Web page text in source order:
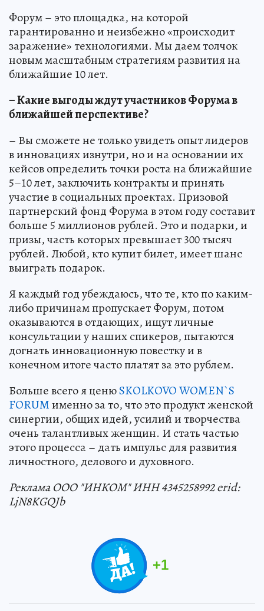
Форум – это площадка, на которой
гарантированно и неизбежно «происходит
заражение» технологиями. Мы даем толчок
новым масштабным стратегиям развития на
ближайшие 10 лет.
– Какие выгоды ждут участников Форума в
ближайшей перспективе?
– Вы сможете не только увидеть опыт лидеров
в инновациях изнутри, но и на основании их
кейсов определить точки роста на ближайшие
5–10 лет, заключить контракты и принять
участие в социальных проектах. Призовой
партнерский фонд Форума в этом году составит
больше 5 миллионов рублей. Это и подарки, и
призы, часть которых превышает 300 тысяч
рублей. Любой, кто купит билет, имеет шанс
выиграть подарок.
Я каждый год убеждаюсь, что те, кто по каким-
либо причинам пропускает Форум, потом
оказываются в отдающих, ищут личные
консультации у наших спикеров, пытаются
догнать инновационную повестку и в
конечном итоге часто платят за это рублем.
Больше всего я ценюSKOLKOVO WOMEN`S
FORUMименно за то, что это продукт женской
синергии, общих идей, усилий и творчества
очень талантливых женщин. И стать частью
этого процесса – дать импульс для развития
личностного, делового и духовного.
Реклама ООО "ИНКОМ" ИНН 4345258992 erid:
LjN8KGQJb
+1